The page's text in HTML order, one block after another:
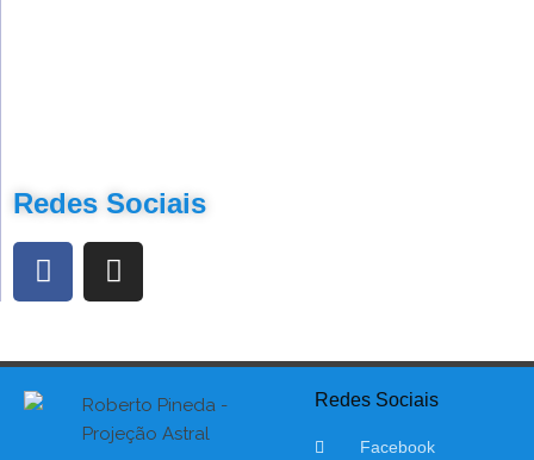
Redes Sociais
Redes Sociais
Facebook